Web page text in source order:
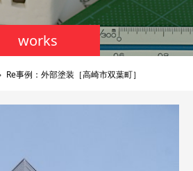
works
Re事例：外部塗装［高崎市双葉町］